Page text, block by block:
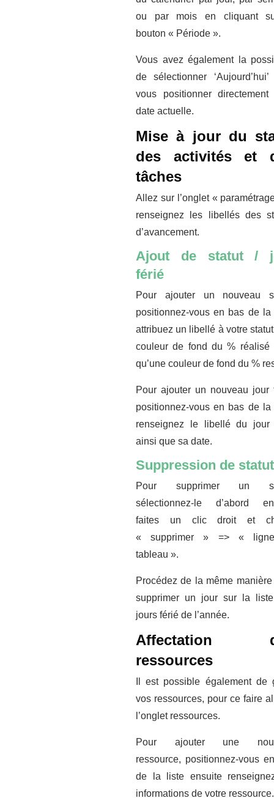
ou par mois en cliquant
bouton « Période ».
Vous avez également la
de sélectionner ‘Aujourd’hui’
vous positionner
date actuelle.
Mise à jour du
des activités et
tâches
Allez sur l’onglet «
renseignez les libellés des
d’avancement.
Ajout de statut /
férié
Pour ajouter un nouveau
positionnez-vous en bas de la
attribuez un libellé à votre
couleur de fond du % réalisé
qu’une couleur de fond du %
Pour ajouter un nouveau jour
positionnez-vous en bas de la
renseignez le libellé du jour
ainsi que sa date.
Suppression de statut
Pour supprimer un
sélectionnez-le d’abord
faites un clic droit et
« supprimer » => «
tableau ».
Procédez de la même
supprimer un jour sur la
jours férié de l’année.
Affectation
ressources
Il est possible également de
vos ressources, pour ce faire
l’onglet ressources.
Pour ajouter une
ressource, positionnez-vous
de la liste ensuite
informations de votre ressource.